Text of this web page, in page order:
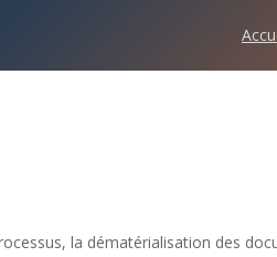
la dématérialisation des